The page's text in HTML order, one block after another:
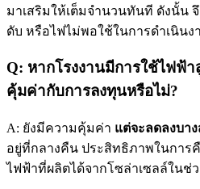
มาเสริมให้เต็มจำนวนทันที ดังนั้น
ดับ หรือไฟไม่พอใช้ในการดำเนินง
Q: หากโรงงานมีการใช้ไฟฟ้
คุ้มค่ากับการลงทุนหรือไม่?
A: ยังมีความคุ้มค่า แต่จะลดลงบา
อยู่ที่กลางคืน ประสิทธิภาพในการ
ไฟฟ้าที่ผลิตได้จากโซล่าเซลล์ในช่